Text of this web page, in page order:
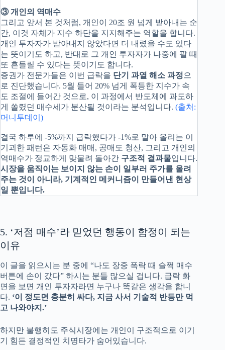
③ 개인의 역매수
그리고 앞서 본 것처럼, 개인이 20조 원 넘게 받아내는 순
간, 이것 자체가 지수 하단을 지지해주는 역할을 합니다.
개인 투자자가 받아내지 않았다면 더 내렸을 수도 있다
는 뜻이기도 하고, 반대로 그 개인 투자자가 나중에 팔 때
또 흔들릴 수 있다는 뜻이기도 합니다.
증권가 전문가들은 이번 급락을 단기 과열 해소 과정으
로 진단했습니다. 5월 들어 20% 넘게 폭등한 지수가 속
도 조절에 들어간 것으로, 이 과정에서 반도체에 과도하
게 쏠렸던 매수세가 분산될 것이라는 분석입니다. (출처:
머니투데이)
결국 하루에 -5%까지 급락했다가 -1%로 말아 올리는 이
기괴한 패턴은 자동화 매매, 공매도 청산, 그리고 개인의
역매수가 정교하게 맞물려 돌아간 구조적 결과물입니다.
시장을 움직이는 보이지 않는 손이 일부러 주가를 올려
주는 것이 아니라, 기계적인 메커니즘이 만들어낸 현상
일 뿐입니다.
5. ‘저점 매수’라 믿었던 행동이 함정이 되는
이유
이 글을 읽으시는 분 중에 “나도 장중 폭락 때 슬쩍 매수
버튼에 손이 갔다” 하시는 분들 많으실 겁니다. 급락 화
면을 보면 개인 투자자라면 누구나 똑같은 생각을 합니
다. ‘이 정도면 충분히 싸다, 지금 사서 기술적 반등만 먹
고 나와야지.’
하지만 불행히도 주식시장에는 개인이 구조적으로 이기
기 힘든 결정적인 치명타가 숨어있습니다.